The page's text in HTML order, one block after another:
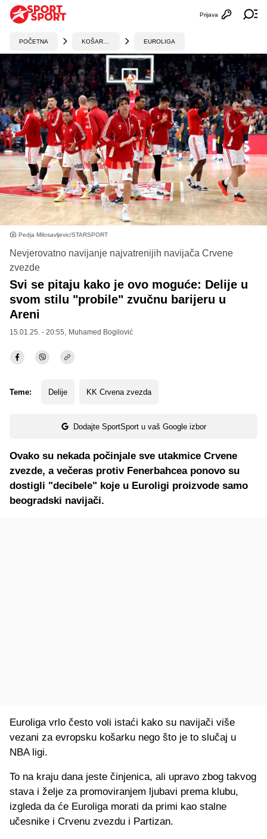
Otvori
Prijava
POČETNA EUROLIGA
Pedja Milosavljevic/STARSPORT
Nevjerovatno navijanje najvatrenijih navijača Crvene
zvezde
Svi se pitaju kako je ovo moguće: Delije u
svom stilu "probile" zvučnu barijeru u
Areni
15.01.25. - 20:55, Muhamed Bogilović
Teme: Delije KK Crvena zvezda
Dodajte SportSport u vaš Google izbor
Ovako su nekada počinjale sve utakmice Crvene
zvezde, a večeras protiv Fenerbahcea ponovo su
dostigli "decibele" koje u Euroligi proizvode samo
beogradski navijači.
Euroliga vrlo često voli istaći kako su navijači više
vezani za evropsku košarku nego što je to slučaj u
NBA ligi.
To na kraju dana jeste činjenica, ali upravo zbog takvog
stava i želje za promoviranjem ljubavi prema klubu,
izgleda da će Euroliga morati da primi kao stalne
učesnike i Crvenu zvezdu i Partizan.